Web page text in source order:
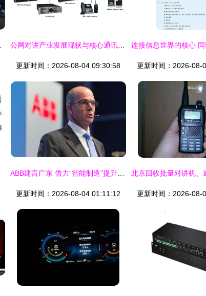
更新时间：2026-08-04 09:30:58 更新时间：2026-08-
更新时间：2026-08-04 01:11:12 更新时间：2026-08-